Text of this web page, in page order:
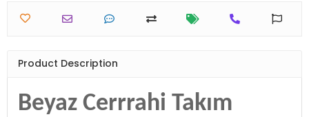
Product Description
Beyaz Cerrrahi Takım